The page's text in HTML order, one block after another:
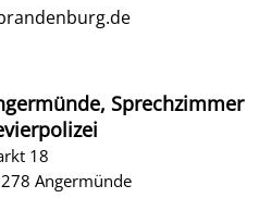
Sprechzimmer
18
Angermünde